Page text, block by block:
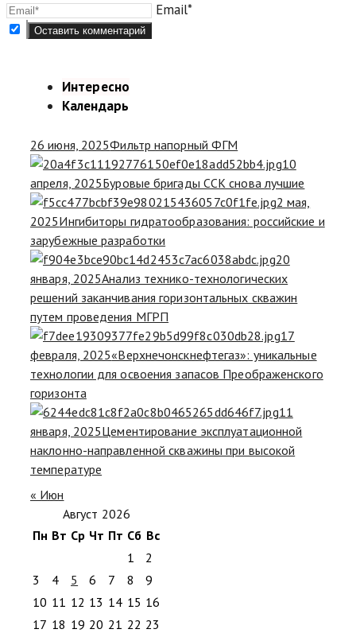
Email*
Интересно
Календарь
26 июня, 2025Фильтр напорный ФГМ
10
апреля, 2025Буровые бригады ССК снова лучшие
2 мая,
2025Ингибиторы гидратообразования: российские и
зарубежные разработки
20
января, 2025Анализ технико-технологических
решений заканчивания горизонтальных скважин
путем проведения МГРП
17
февраля, 2025«Верхнечонскнефтегаз»: уникальные
технологии для освоения запасов Преображенского
горизонта
11
января, 2025Цементирование эксплуатационной
наклонно-направленной скважины при высокой
температуре
« Июн
Август 2026
Пн Вт Ср Чт Пт Сб Вс
1
2
3
4 5 6 7 8
9
10 11 12 13 14 15 16
17 18 19 20 21 22 23